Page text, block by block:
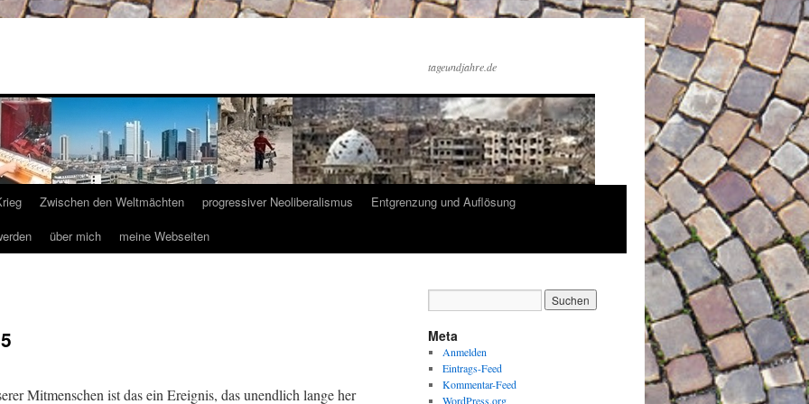
tageundjahre.de
Zwischen den Weltmächten progressiver Neoliberalismus
Entgrenzung und Auflösung
über mich meine Webseiten
Mitmenschen ist das ein Ereignis, das unendlich lange her
Meta
Anmelden
Eintrags-Feed
Kommentar-Feed
WordPress.org